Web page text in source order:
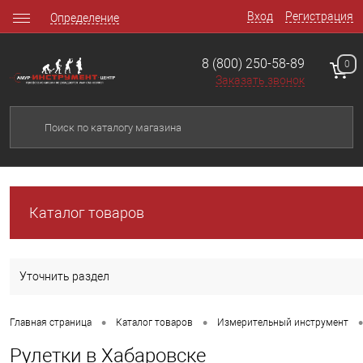
Вход Регистрация
Определение
8 (800) 250-58-89
Заказать звонок
0
Каталог товаров
Уточнить раздел
Главная страница • Каталог товаров • Измерительный инструмент •
Рулетки в Хабаровске